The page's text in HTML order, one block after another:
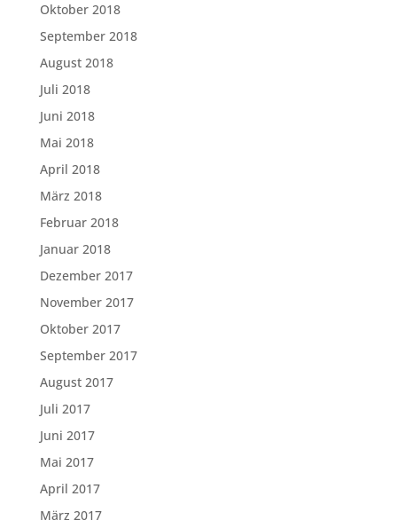
Oktober 2018
September 2018
August 2018
Juli 2018
Juni 2018
Mai 2018
April 2018
März 2018
Februar 2018
Januar 2018
Dezember 2017
November 2017
Oktober 2017
September 2017
August 2017
Juli 2017
Juni 2017
Mai 2017
April 2017
März 2017